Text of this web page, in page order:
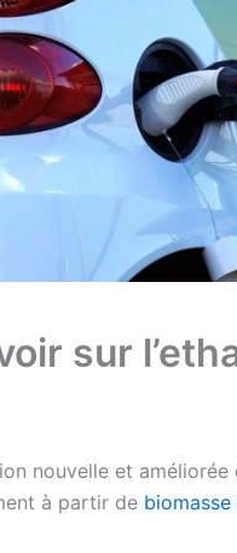
sur
nouvelle et
à partir de